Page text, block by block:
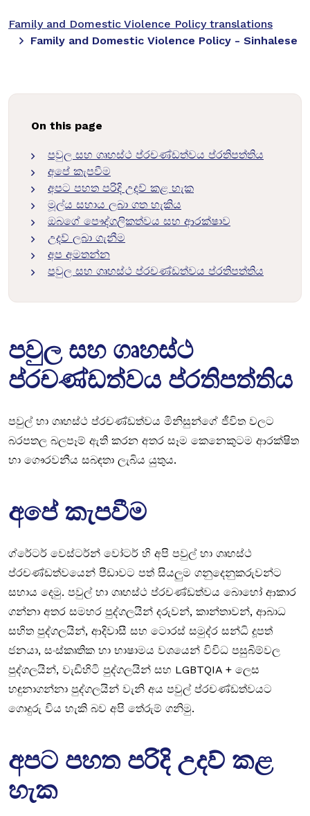
Family and Domestic Violence Policy translations
Family and Domestic Violence Policy - Sinhalese
On this page
පවුල සහ ගෘහස්ථ ප්රචණ්ඩත්වය ප්රතිපත්තිය
අපේ කැපවීම
අපට පහත පරිදි උදව් කළ හැක
මූල්ය සහාය ලබා ගත හැකිය
ඔබගේ පෞද්ගලිකත්වය සහ ආරක්ෂාව
උදව් ලබා ගැනීම
අප අමතන්න
පවුල සහ ගෘහස්ථ ප්රචණ්ඩත්වය ප්රතිපත්තිය
පවුල සහ ගෘහස්ථ
ප්රචණ්ඩත්වය ප්රතිපත්තිය
පවුල් හා ගෘහස්ථ ප්රචණ්ඩත්වය මිනිසුන්ගේ ජීවිත වලට
බරපතල බලපෑම් ඇති කරන අතර සෑම කෙනෙකුටම ආරක්ෂිත
හා ගෞරවනීය සබඳතා ලැබිය යුතුය.
අපේ කැපවීම
ග්රේටර් වෙස්ටර්න් වෝටර් හි අපි පවුල් හා ගෘහස්ථ
ප්රචණ්ඩත්වයෙන් පීඩාවට පත් සියලුම ගනුදෙනුකරුවන්ට
සහාය දෙමු. පවුල් හා ගෘහස්ථ ප්රචණ්ඩත්වය බොහෝ ආකාර
ගන්නා අතර සමහර පුද්ගලයින් දරුවන්, කාන්තාවන්, ආබාධ
සහිත පුද්ගලයින්, ආදිවාසී සහ ටොරස් සමුද්ර සන්ධි දූපත්
ජනයා, සංස්කෘතික හා භාෂාමය වශයෙන් විවිධ පසුබිම්වල
පුද්ගලයින්, වැඩිහිටි පුද්ගලයින් සහ LGBTQIA + ලෙස
හඳුනාගන්නා පුද්ගලයින් වැනි අය පවුල් ප්රචණ්ඩත්වයට
ගොදුරු විය හැකි බව අපි තේරුම් ගනිමු.
අපට පහත පරිදි උදව් කළ
හැක